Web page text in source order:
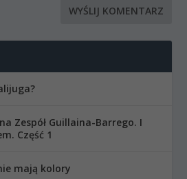
Zespół Guillaina-Barrego. I
Część 1
mają kolory